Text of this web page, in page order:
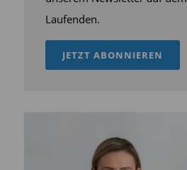
Laufenden.
JETZT ABONNIEREN